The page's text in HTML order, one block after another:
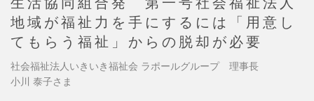
地域が福祉力を手にするには「用意し
てもらう福祉」からの脱却が必要
社会福祉法人いきいき福祉会 ラポールグループ 理事長
小川 泰子さま